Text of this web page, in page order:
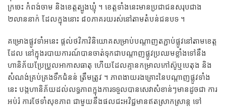
ក្រចេះ កំពង់ចាម និ​ងខេត្តត្បូងឃ្មុំ​ ។ ខេត្ត​ទាំងនេះ​មានប្រជាជន​សរុប​ជាង​
២លាន​នាក់ ដែល​ក្នុងនោះ ៨០​ភាគរយ​រស់នៅតាមតំបន់ជនបទ​ ។​
គម្រោងផ្លូវទាំអនេះ ផ្ដល់​ថវិកា​វិនិយោគ​សម្រាប់​បណ្ដាញ​តភ្ជាប់​ផ្លូវ​នៅតាមខេត្ត​
ដែល នៅក្នុង​របាយការណ៍​បានចាត់ទុកជា​បណ្ដាញ​ផ្លូវប្រឈមខ្លាំង​ទៅនឹង​
ហានិភ័យ​​ប្រែប្រួល​អាកាសធាតុ ហើយដែលគ្មាន​កម្រាល​កៅស៊ូ​ឬបេតុង និង​
សំណង់​គ្រប់គ្រង​ទឹក​ជំនន់ ត្រឹមត្រូវ ។ ភាពងាយរងគ្រោះនៃបណ្ដាញ​ផ្លូវទាំង​
នេះ បង្ក​ហានិភ័យ​ដល់​លទ្ធភាព​ក្នុងការទទួល​បានសេវា​សំខាន់ៗ​មានដូចជា​ ការ
អប់រំ​ ការថែទាំ​សុខភាព ជាមួយ​នឹង​ផល​ជះ​អវិជ្ជ​មាន​ឥតស្រាកស្រាន្ត​ ទៅ